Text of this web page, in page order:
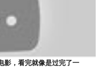
影，看完就像是过完了一